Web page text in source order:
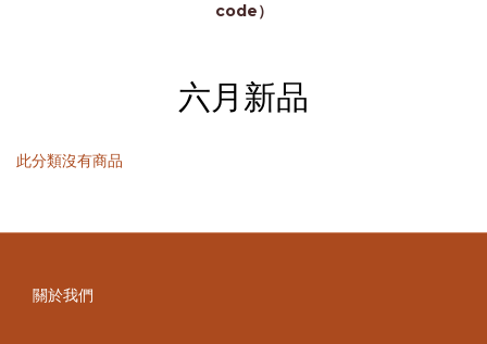
code）
六月新品
此分類沒有商品
關於我們